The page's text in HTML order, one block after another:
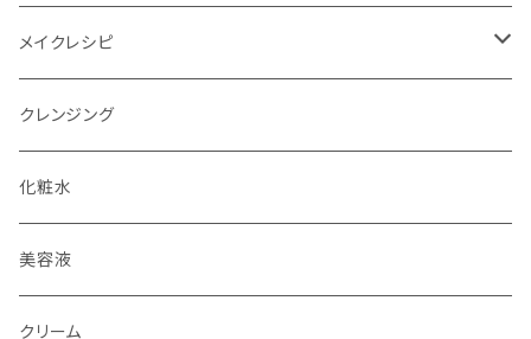
チークブラシ
アイシャドウブラシ（M）
アイシャドウブラシ（S）
アイブロウブラシ
スクリューブラシ
単色用BOX
4色パレット用BOX
全色メイクパレット用BOX
メイクレシピ
メイクレシピ20枚入り
メイクレシピ50枚入り
クレンジング
化粧水
美容液
クリーム